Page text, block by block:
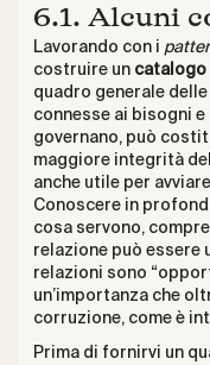
6.1. Alcuni
Lavorando con i
costruire un catalogo
quadro generale
connesse ai bisogni
governano, può
maggiore integrità
anche utile per
Conoscere in
cosa servono,
relazione può essere
relazioni sono
un’importanza che
corruzione, come è
Prima di fornirvi un